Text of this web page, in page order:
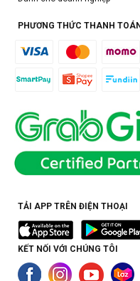
PHƯƠNG THỨC THANH TOÁN
TẢI APP TRÊN ĐIỆN THOẠI
KẾT NỐI VỚI CHÚNG TÔI